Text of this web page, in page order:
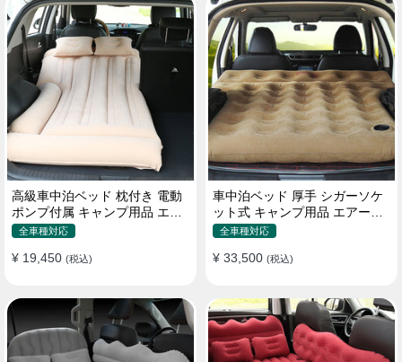
高級車中泊ベッド 枕付き 電動
ポンプ付属 キャンプ用品 エア
ーベッド 普通車 SUV
全車種対応
¥ 19,450 (税込)
車中泊ベッド 厚手 シガーソケ
ット式 キャンプ用品 エアーベ
ッド 収納袋付き 普通車 SUV適
全車種対応
¥ 33,500 (税込)